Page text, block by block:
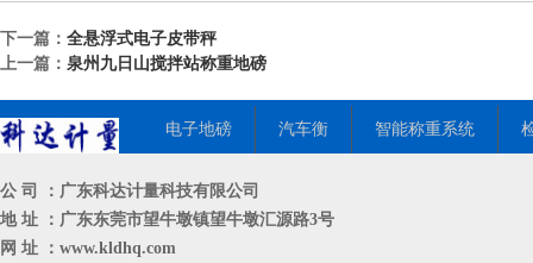
下一篇： 全悬浮式电子皮带秤
上一篇： 泉州九日山搅拌站称重地磅
电子地磅 汽车衡 智能称重系统
公 司 ：广东科达计量科技有限公司
地 址 ：广东东莞市望牛墩镇望牛墩汇源路3号
网 址 ： www.kldhq.com